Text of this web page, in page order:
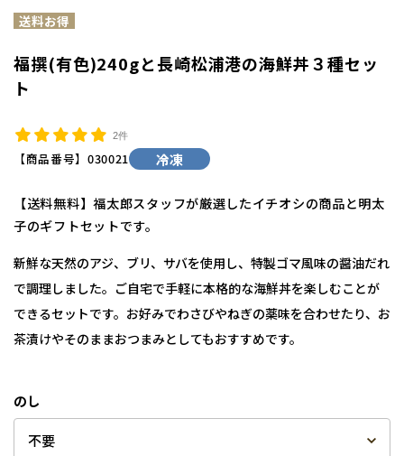
福撰(有色)240gと長崎松浦港の海鮮丼３種セッ
ト
2件
【商品番号】 030021 冷凍
【送料無料】福太郎スタッフが厳選したイチオシの商品と明太
子のギフトセットです。
新鮮な天然のアジ、ブリ、サバを使用し、特製ゴマ風味の醤油だれ
で調理しました。ご自宅で手軽に本格的な海鮮丼を楽しむことが
できるセットです。お好みでわさびやねぎの薬味を合わせたり、お
茶漬けやそのままおつまみとしてもおすすめです。
のし